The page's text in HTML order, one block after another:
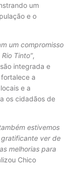
um
e o
um compromisso
Tinto”,
integrada e
a
e a
os cidadãos de
estivemos
ver de
melhorias para
Chico